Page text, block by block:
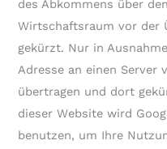
des Abkommens über
Wirtschaftsraum vor der
gekürzt. Nur in
Adresse an einen Server
übertragen und dort
dieser Website wird
benutzen, um Ihre